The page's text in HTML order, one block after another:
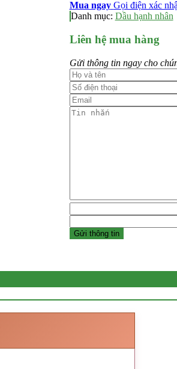
Mua ngay Gọi điện xác
Danh mục: Dầu hạnh nhân
Liên hệ mua hàng
Gửi thông tin ngay cho